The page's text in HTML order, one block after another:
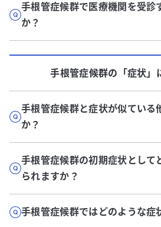
手根管症候群で医療機関を受診
か？
手根管症候群の「症状」
手根管症候群と症状が似ている
か？
手根管症候群の初期症状として
られますか？
手根管症候群ではどのような症